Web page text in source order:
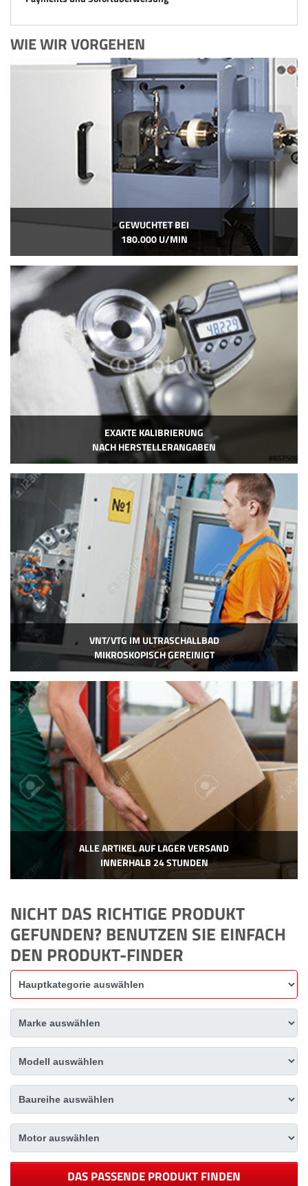
WIE WIR VORGEHEN
GEWUCHTET BEI
180.000 U/MIN
EXAKTE KALIBRIERUNG
NACH HERSTELLERANGABEN
VNT/VTG IM ULTRASCHALLBAD
MIKROSKOPISCH GEREINIGT
ALLE ARTIKEL AUF LAGER VERSAND
INNERHALB 24 STUNDEN
NICHT DAS RICHTIGE PRODUKT
GEFUNDEN? BENUTZEN SIE EINFACH
DEN PRODUKT-FINDER
DAS PASSENDE PRODUKT FINDEN